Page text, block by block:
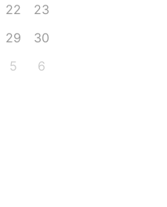
22
23
29
30
5 6